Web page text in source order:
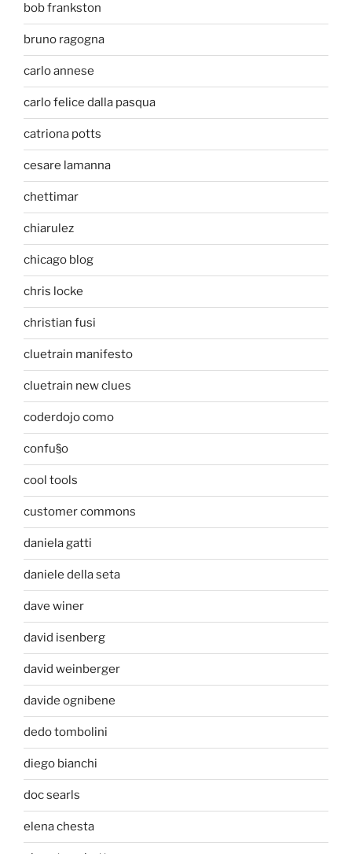
bob frankston
bruno ragogna
carlo annese
carlo felice dalla pasqua
catriona potts
cesare lamanna
chettimar
chiarulez
chicago blog
chris locke
christian fusi
cluetrain manifesto
cluetrain new clues
coderdojo como
confu§o
cool tools
customer commons
daniela gatti
daniele della seta
dave winer
david isenberg
david weinberger
davide ognibene
dedo tombolini
diego bianchi
doc searls
elena chesta